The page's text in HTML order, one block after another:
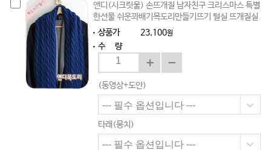
앤디(시크릿울) 손뜨개질 남자친구 크리스마스 특별
한선물 쉬운꽈배기목도리만들기뜨기 털실 뜨개질실
상품가
23,100원
수 량
(동영상+도안)
타래(뭉치)